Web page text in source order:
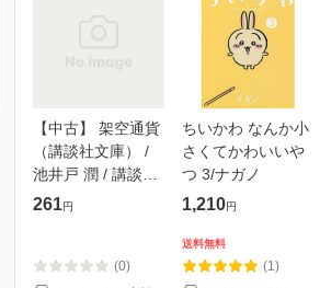
【中古】 架空通貨
（講談社文庫） /
池井戸 潤 / 講談社
[文庫]【メール便送
261円
(0)
ちいかわ なんか小
さくてかわいいや
つ 3/ナガノ
1,210円
送料無料
(1)